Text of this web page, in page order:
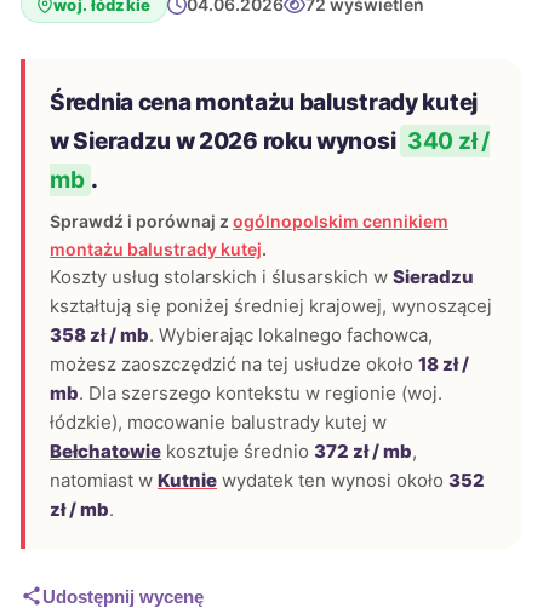
woj. łódzkie 04.06.2026 72 wyświetleń
Średnia cena montażu balustrady kutej
w Sieradzu w 2026 roku wynosi 340 zł /
mb .
Sprawdź i porównaj z ogólnopolskim cennikiem
montażu balustrady kutej.
Koszty usług stolarskich i ślusarskich w Sieradzu
kształtują się poniżej średniej krajowej, wynoszącej
358 zł / mb. Wybierając lokalnego fachowca,
możesz zaoszczędzić na tej usłudze około 18 zł /
mb. Dla szerszego kontekstu w regionie (woj.
łódzkie), mocowanie balustrady kutej w
Bełchatowie kosztuje średnio 372 zł / mb,
natomiast w Kutnie wydatek ten wynosi około 352
zł / mb.
Udostępnij wycenę